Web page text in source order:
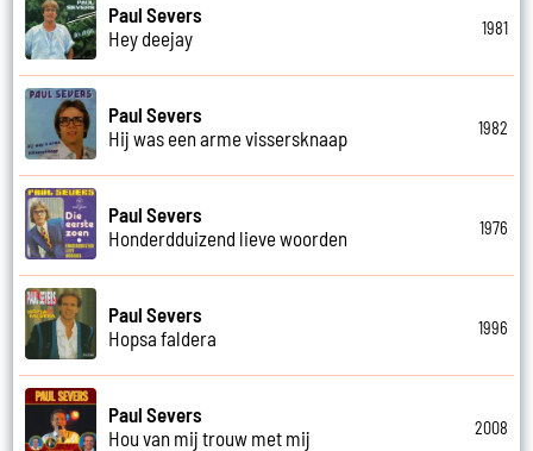
Paul Severs
Hey deejay
1981
Paul Severs
Hij was een arme vissersknaap
1982
Paul Severs
Honderdduizend lieve woorden
1976
Paul Severs
Hopsa faldera
1996
Paul Severs
Hou van mij trouw met mij
2008